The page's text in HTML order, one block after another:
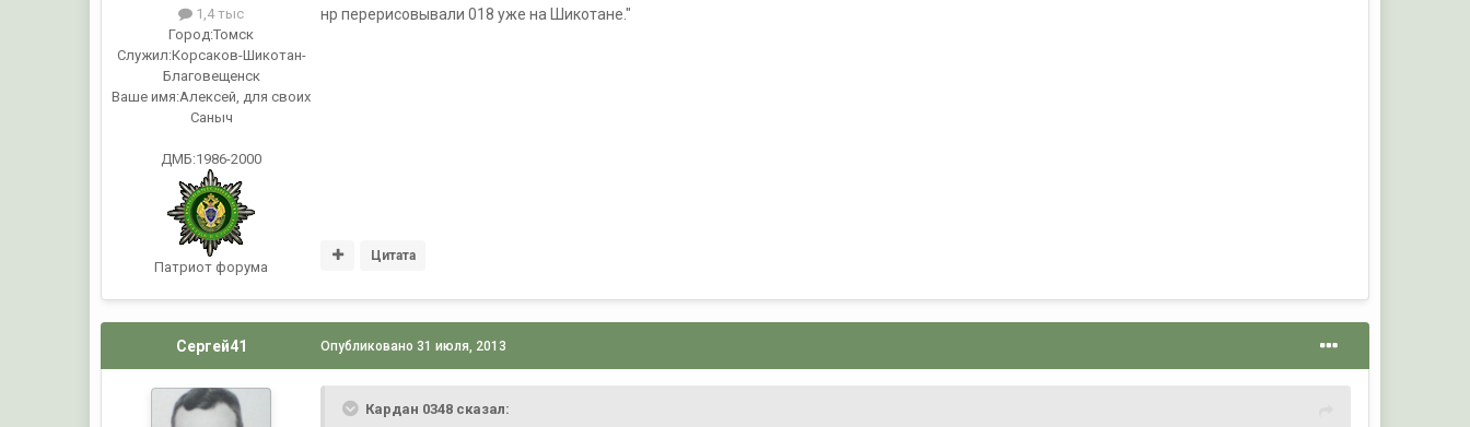
1,4 тыс
Город:Томск
Служил:Корсаков-Шикотан-
Благовещенск
Ваше имя:Алексей, для своих
Саныч
ДМБ:1986-2000
Патриот форума
нр перерисовывали 018 уже на Шикотане."
Цитата
Сергей41 Опубликовано 31 июля, 2013
Кардан 0348 сказал: